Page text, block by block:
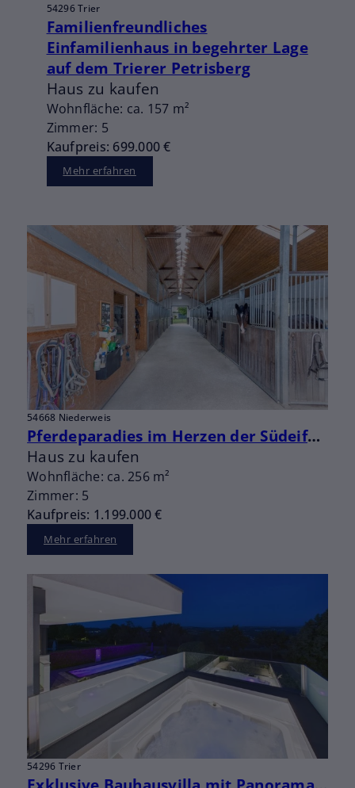
54296 Trier
Familienfreundliches
Einfamilienhaus in begehrter Lage
auf dem Trierer Petrisberg
Haus zu kaufen
Wohnfläche: ca. 157 m²
Zimmer: 5
Kaufpreis: 699.000 €
Mehr erfahren
54668 Niederweis
Pferdeparadies im Herzen der Südeifel: Ihr Traum-Reiterhof nahe der luxemburgischen Grenze
Haus zu kaufen
Wohnfläche: ca. 256 m²
Zimmer: 5
Kaufpreis: 1.199.000 €
Mehr erfahren
54296 Trier